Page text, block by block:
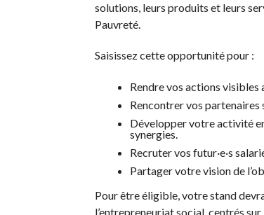
solutions, leurs produits et leurs
Pauvreté.
Saisissez cette opportunité pour :
Rendre vos actions visibles
Rencontrer vos
Développer votre activité
synergies.
Recruter vos futur·e·s
Partager votre vision de
Pour être éligible, votre stand
l’entrepreneuriat social, centrés